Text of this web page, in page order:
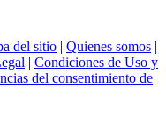
del sitio | Quienes somos |
| Condiciones de Uso y
del consentimiento de